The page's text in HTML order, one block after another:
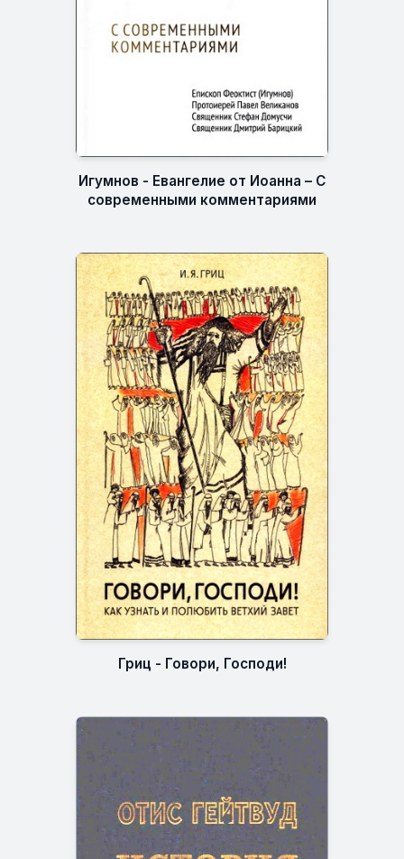
Игумнов - Евангелие от Иоанна – С
современными комментариями
Гриц - Говори, Господи!